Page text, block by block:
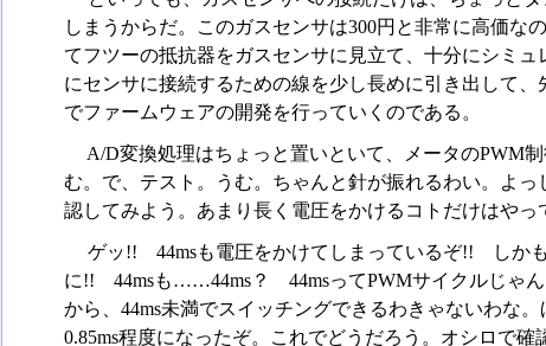
しまうからだ。このガスセンサは300円と非常に高価な
てフツーの抵抗器をガスセンサに見立て、十分にシミ
にセンサに接続するための線を少し長めに引き出して
でファームウェアの開発を行っていくのである。
A/D変換処理はちょっと置いといて、メータのPWM
む。で、テスト。うむ。ちゃんと針が振れるわい。よ
認してみよう。あまり長く電圧をかけるコトだけはや
ゲッ!! 44msも電圧をかけてしまっているぞ!! しか
に!! 44msも……44ms？ 44msってPWMサイクルじゃ
から、44ms未満でスイッチングできるわきゃないわな
0.85ms程度になったぞ。これでどうだろう。オシロで確